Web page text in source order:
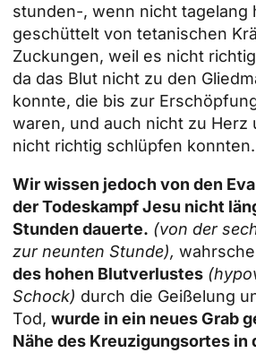
stunden-, wenn nicht tagelang
geschüttelt von tetanischen
Zuckungen, weil es nicht
da das Blut nicht zu den
konnte, die bis zur
waren, und auch nicht zu Herz
nicht richtig schlüpfen konnten.
Wir wissen jedoch von den
der Todeskampf Jesu nicht
Stunden dauerte. (von der
zur neunten Stunde),
des hohen Blutverlustes
Schock) durch die Geißelung
Tod, wurde in ein neues Grab
Nähe des Kreuzigungsortes in